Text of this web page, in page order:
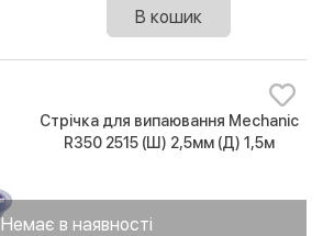
В кошик
Немає в наявності
Стрічка для випаювання Mechanic
R350 2515 (Ш) 2,5мм (Д) 1,5м